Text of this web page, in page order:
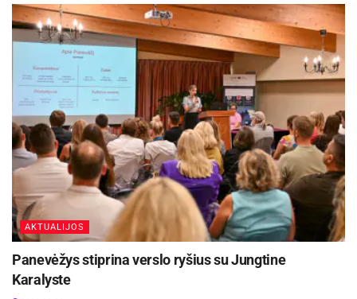
AKTUALIJOS
Panevėžys stiprina verslo ryšius su Jungtine
Karalyste